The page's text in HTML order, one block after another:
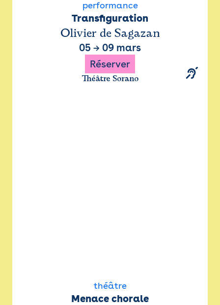
performance
Transfiguration
Olivier de Sagazan
05 → 09 mars
Réserver
Théâtre Sorano
théâtre
Menace chorale